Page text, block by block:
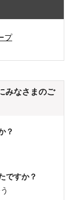
プ
みなさまのご
？
ですか？